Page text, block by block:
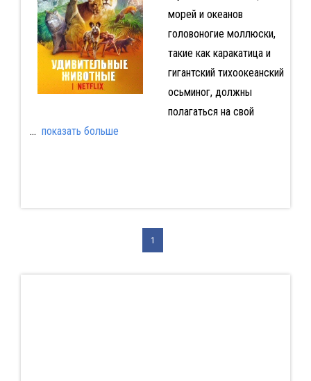
морей и океанов
головоногие моллюски,
такие как каракатица и
гигантский тихоокеанский
осьминог, должны
полагаться на свой
... показать больше
1